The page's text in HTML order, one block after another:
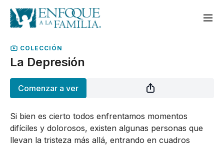
COLECCIÓN
La Depresión
Comenzar a ver
Si bien es cierto todos enfrentamos momentos
difíciles y dolorosos, existen algunas personas que
llevan la tristeza más allá, entrando en cuadros